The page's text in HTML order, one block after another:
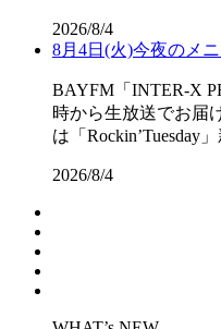
2026/8/4
8月4日(火)今夜のメ
BAYFM「INTER-X
時から生放送でお届
は「
2026/8/4